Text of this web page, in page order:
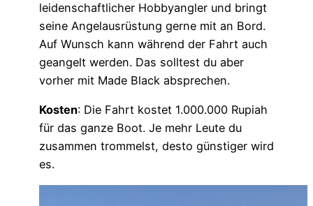
leidenschaftlicher Hobbyangler und bringt
seine Angelausrüstung gerne mit an Bord.
Auf Wunsch kann während der Fahrt auch
geangelt werden. Das solltest du aber
vorher mit Made Black absprechen.
Kosten: Die Fahrt kostet 1.000.000 Rupiah
für das ganze Boot. Je mehr Leute du
zusammen trommelst, desto günstiger wird
es.